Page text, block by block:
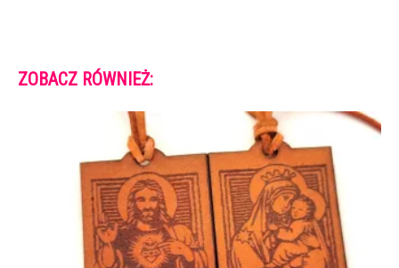
ZOBACZ RÓWNIEŻ: